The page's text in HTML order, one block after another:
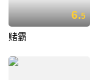
6.5
赌霸